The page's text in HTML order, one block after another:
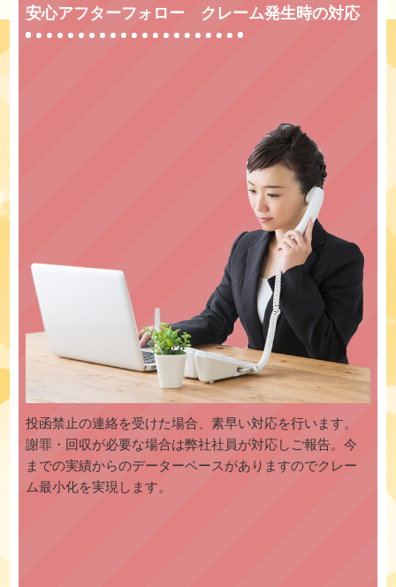
安心アフターフォロー クレーム発生時の対応
投函禁止の連絡を受けた場合、素早い対応を行います。
謝罪・回収が必要な場合は弊社社員が対応しご報告。今
までの実績からのデーターベースがありますのでクレー
ム最小化を実現します。